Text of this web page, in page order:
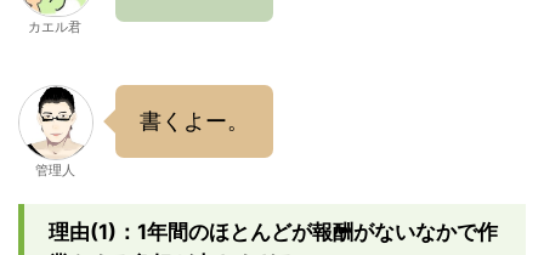
カエル君
管理人
書くよー。
理由(1)：1年間のほとんどが報酬がないなかで作